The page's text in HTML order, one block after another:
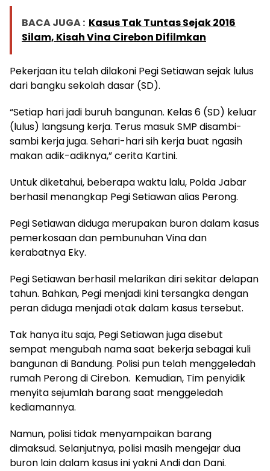
BACA JUGA : Kasus Tak Tuntas Sejak 2016
Silam, Kisah Vina Cirebon Difilmkan
Pekerjaan itu telah dilakoni Pegi Setiawan sejak lulus
dari bangku sekolah dasar (SD).
“Setiap hari jadi buruh bangunan. Kelas 6 (SD) keluar
(lulus) langsung kerja. Terus masuk SMP disambi-
sambi kerja juga. Sehari-hari sih kerja buat ngasih
makan adik-adiknya,” cerita Kartini.
Untuk diketahui, beberapa waktu lalu, Polda Jabar
berhasil menangkap Pegi Setiawan alias Perong.
Pegi Setiawan diduga merupakan buron dalam kasus
pemerkosaan dan pembunuhan Vina dan
kerabatnya Eky.
Pegi Setiawan berhasil melarikan diri sekitar delapan
tahun. Bahkan, Pegi menjadi kini tersangka dengan
peran diduga menjadi otak dalam kasus tersebut.
Tak hanya itu saja, Pegi Setiawan juga disebut
sempat mengubah nama saat bekerja sebagai kuli
bangunan di Bandung. Polisi pun telah menggeledah
rumah Perong di Cirebon. Kemudian, Tim penyidik
menyita sejumlah barang saat menggeledah
kediamannya.
Namun, polisi tidak menyampaikan barang
dimaksud. Selanjutnya, polisi masih mengejar dua
buron lain dalam kasus ini yakni Andi dan Dani.